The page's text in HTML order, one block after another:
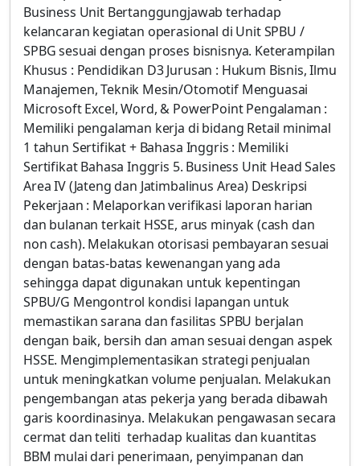
Business Unit Bertanggungjawab terhadap
kelancaran kegiatan operasional di Unit SPBU /
SPBG sesuai dengan proses bisnisnya. Keterampilan
Khusus : Pendidikan D3 Jurusan : Hukum Bisnis, Ilmu
Manajemen, Teknik Mesin/Otomotif Menguasai
Microsoft Excel, Word, & PowerPoint Pengalaman :
Memiliki pengalaman kerja di bidang Retail minimal
1 tahun Sertifikat + Bahasa Inggris : Memiliki
Sertifikat Bahasa Inggris 5. Business Unit Head Sales
Area IV (Jateng dan Jatimbalinus Area) Deskripsi
Pekerjaan : Melaporkan verifikasi laporan harian
dan bulanan terkait HSSE, arus minyak (cash dan
non cash). Melakukan otorisasi pembayaran sesuai
dengan batas-batas kewenangan yang ada
sehingga dapat digunakan untuk kepentingan
SPBU/G Mengontrol kondisi lapangan untuk
memastikan sarana dan fasilitas SPBU berjalan
dengan baik, bersih dan aman sesuai dengan aspek
HSSE. Mengimplementasikan strategi penjualan
untuk meningkatkan volume penjualan. Melakukan
pengembangan atas pekerja yang berada dibawah
garis koordinasinya. Melakukan pengawasan secara
cermat dan teliti terhadap kualitas dan kuantitas
BBM mulai dari penerimaan, penyimpanan dan